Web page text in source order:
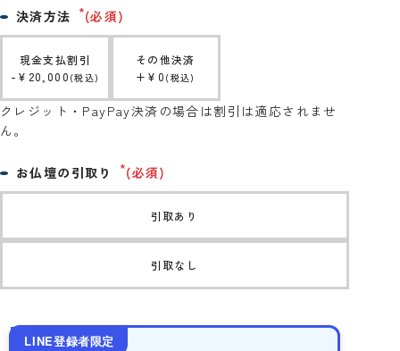
お仏壇の引取り (必須)
引取あり
引取なし
決済方法 (必須)
現金支払割引
- ¥ 20,000 税込
その他決済
+ ¥ 0 税込
クレジット・PayPay決済の場合は割引は適応されませ
ん。
LINE登録者限定